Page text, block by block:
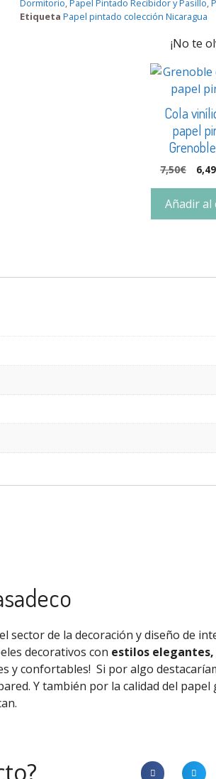
Dormitorio,Papel Pintado Recibidor y Pasillo,
Etiqueta Papel pintado colección Nicaragua
¡No te
Cola
papel
7,50€ 6,49
Añadir al
sector de la decoración y diseño de
decorativos con estilos
y confortables! Si por algo
Ytambién por la calidad del papel